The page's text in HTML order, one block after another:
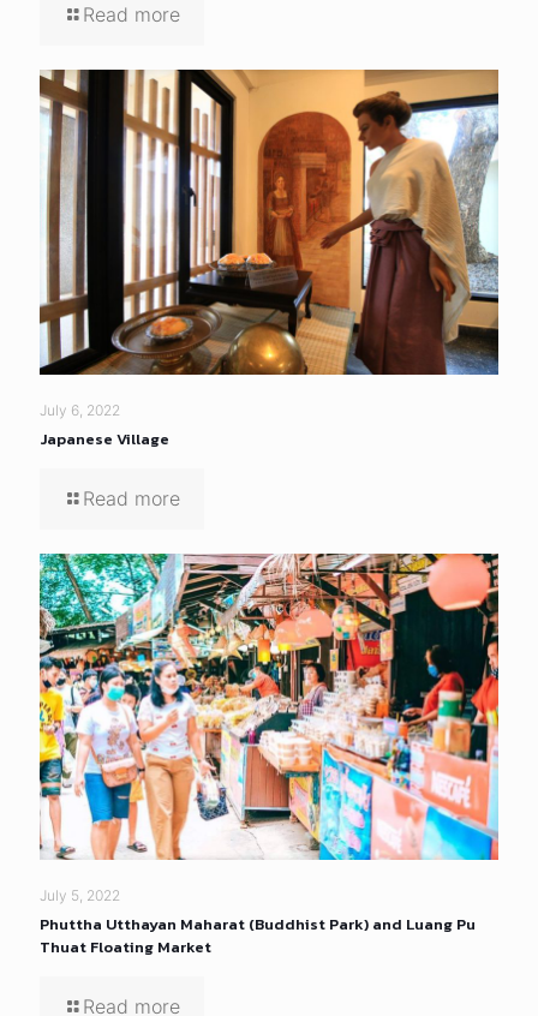
Read more
July 6, 2022
Japanese Village
Read more
July 5, 2022
Phuttha Utthayan Maharat (Buddhist Park) and Luang Pu
Thuat Floating Market
Read more